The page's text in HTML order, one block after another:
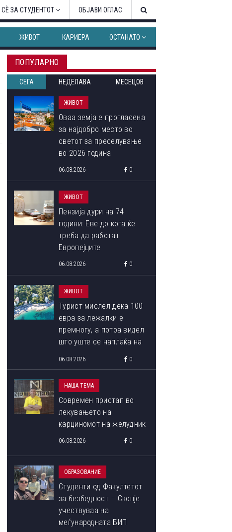
СЀ ЗА СТУДЕНТОТ ОБЈАВИ ОГЛАС
ЖИВОТ КАРИЕРА ОСТАНАТО
ПОПУЛАРНО
СЕГА НЕДЕЛАВА МЕСЕЦОВ
ЖИВОТ
Оваа земја е прогласена
за најдобро место во
светот за преселување
во 2026 година
06.08.2026 0
ЖИВОТ
Пензија дури на 74
години: Еве до кога ќе
треба да работат
Европејците
06.08.2026 0
ЖИВОТ
Турист мислел дека 100
евра за лежалки е
премногу, а потоа видел
што уште се наплаќа на
06.08.2026 0
НАША ТЕМА
Современ пристап во
лекувањето на
карциномот на желудник
06.08.2026 0
ОБРАЗОВАНИЕ
Студенти од Факултетот
за безбедност – Скопје
учествуваа на
меѓународната БИП